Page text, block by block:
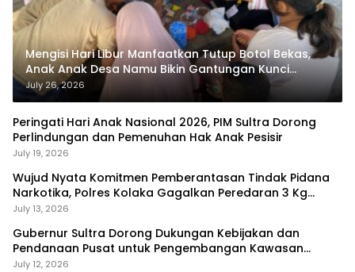
Mengisi Hari Libur Manfaatkan Tutup Botol Bekas,
Anak Anak Desa Namu Bikin Gantungan Kunci
Bernilai Ekonomi
July 26, 2026
Peringati Hari Anak Nasional 2026, PIM Sultra Dorong
Perlindungan dan Pemenuhan Hak Anak Pesisir
July 19, 2026
Wujud Nyata Komitmen Pemberantasan Tindak Pidana
Narkotika, Polres Kolaka Gagalkan Peredaran 3 Kg
Sabu-Sabu
July 13, 2026
Gubernur Sultra Dorong Dukungan Kebijakan dan
Pendanaan Pusat untuk Pengembangan Kawasan
Liangkobhori
July 12, 2026